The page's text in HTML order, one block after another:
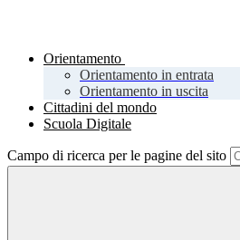
Orientamento
Orientamento in entrata
Orientamento in uscita
Cittadini del mondo
Scuola Digitale
Campo di ricerca per le pagine del sito